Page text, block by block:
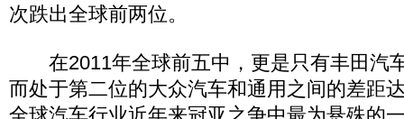
次跌出全球前两位。
在2011年全球前五中，更是只有丰田汽
而处于第二位的大众汽车和通用之间的差距